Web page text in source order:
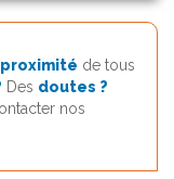
de tous
Des doutes ?
nos